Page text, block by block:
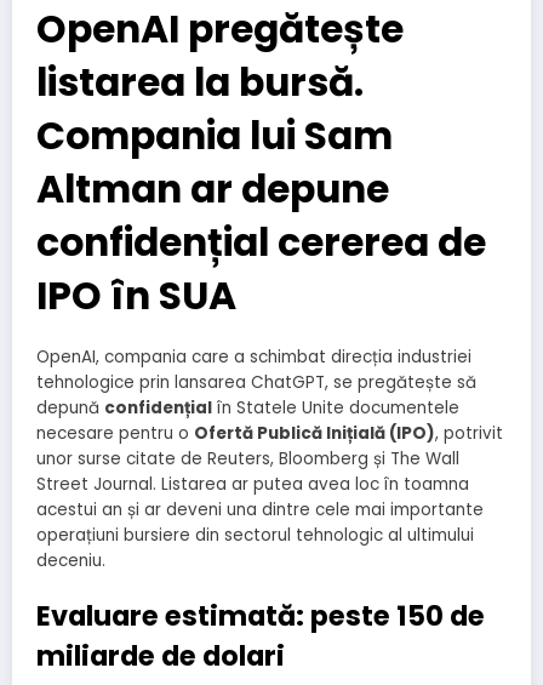
OpenAI pregătește
listarea la bursă.
Compania lui Sam
Altman ar depune
confidențial cererea de
IPO în SUA
OpenAI, compania care a schimbat direcția industriei
tehnologice prin lansarea ChatGPT, se pregătește să
depună confidențial în Statele Unite documentele
necesare pentru o Ofertă Publică Inițială (IPO), potrivit
unor surse citate de Reuters, Bloomberg și The Wall
Street Journal. Listarea ar putea avea loc în toamna
acestui an și ar deveni una dintre cele mai importante
operațiuni bursiere din sectorul tehnologic al ultimului
deceniu.
Evaluare estimată: peste 150 de
miliarde de dolari